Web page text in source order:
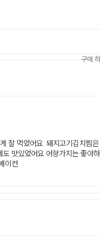
구매
잘 먹었어요 돼지고기김치찜은
맛있었어요 어향가지는 좋아
이컨